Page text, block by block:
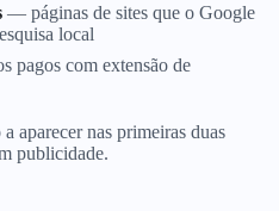
— páginas de sites que o Google
local
pagos com extensão de
aparecer nas primeiras duas
publicidade.